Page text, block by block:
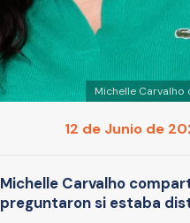
Michelle
12 de Junio de
Michelle Carvalho
preguntaron si estaba